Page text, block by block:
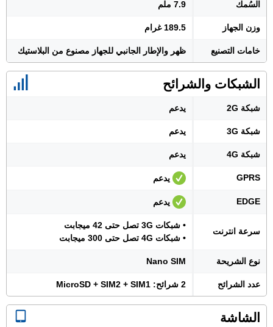
السُمك 7.9 ملم
وزن الجهاز 189.5 غرام
خامات التصنيع ظهر والإطار الجانبي للجهاز مصنوع من البلاستيك
الشبكات والشرائح
شبكة 2G يدعم
شبكة 3G يدعم
شبكة 4G يدعم
GPRS يدعم
EDGE يدعم
سرعة انترنت
• شبكات 3G تصل حتى 42 ميجابت
• شبكات 4G تصل حتى 300 ميجابت
نوع الشريحة Nano SIM
عدد الشرائح 2 شرائح: MicroSD + SIM2 + SIM1
الشاشة